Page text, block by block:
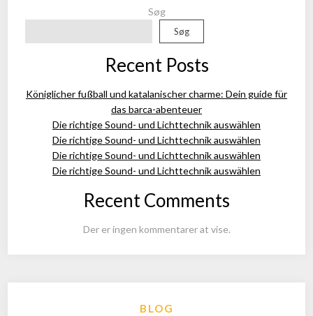
Søg
Søg
Recent Posts
Königlicher fußball und katalanischer charme: Dein guide für
das barca-abenteuer
Die richtige Sound- und Lichttechnik auswählen
Die richtige Sound- und Lichttechnik auswählen
Die richtige Sound- und Lichttechnik auswählen
Die richtige Sound- und Lichttechnik auswählen
Recent Comments
Der er ingen kommentarer at vise.
BLOG